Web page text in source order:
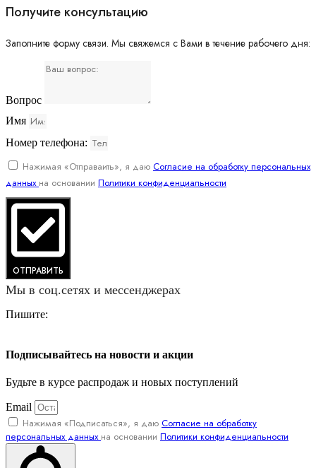
Получите консультацию
Заполните форму связи. Мы свяжемся с Вами в течение рабочего дня:
Вопрос
Имя
Номер телефона:
Нажимая «Отправаить», я даю Согласие на обработку персональных
данных на основании Политики конфиденциальности
ОТПРАВИТЬ
Мы в соц.сетях и мессенджерах
Пишите:
Подписывайтесь на новости и акции
Будьте в курсе распродаж и новых поступлений
Email
Нажимая «Подписаться», я даю Согласие на обработку
персональных данных на основании Политики конфиденциальности